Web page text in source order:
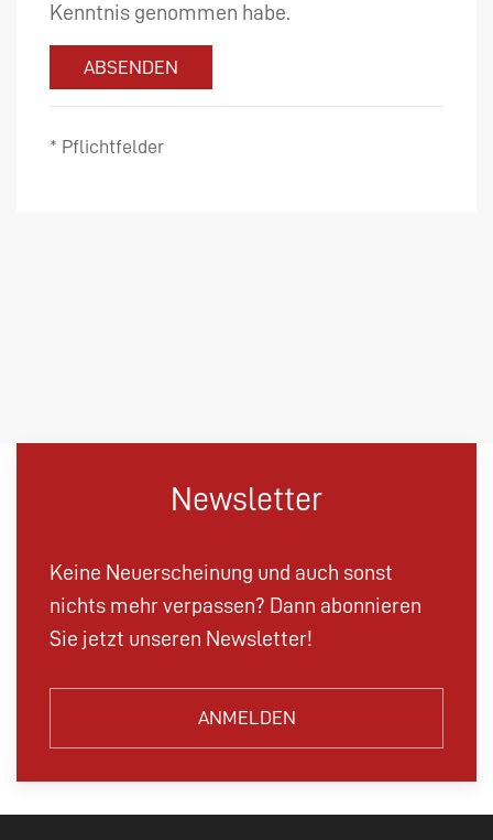
Kenntnis genommen habe.
ABSENDEN
* Pflichtfelder
Newsletter
Keine Neuerscheinung und auch sonst
nichts mehr verpassen? Dann abonnieren
Sie jetzt unseren Newsletter!
ANMELDEN